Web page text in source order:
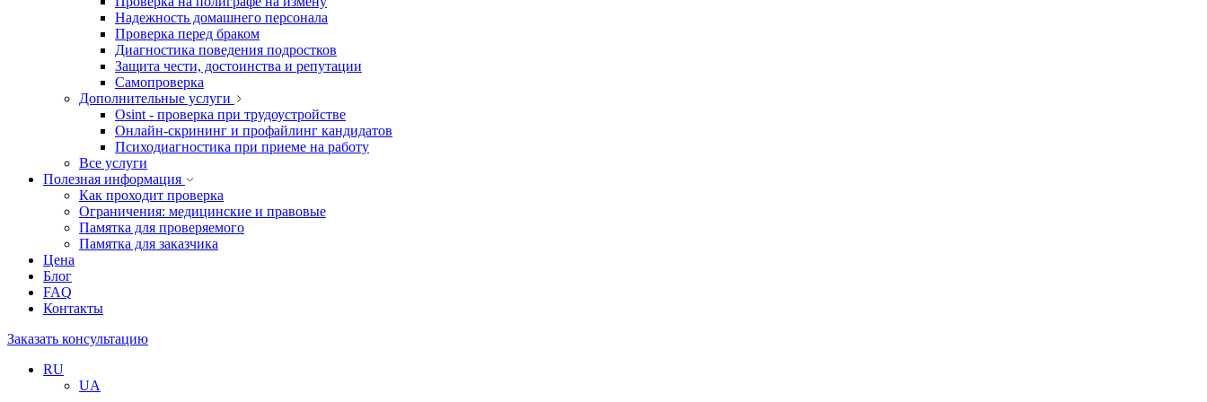
Надежность домашнего персонала
Проверка перед браком
Диагностика поведения подростков
Защита чести, достоинства и репутации
Самопроверка
Дополнительные услуги
Osint - проверка при трудоустройстве
Онлайн-скрининг и профайлинг кандидатов
Психодиагностика при приеме на работу
Все услуги
Полезная информация
Как проходит проверка
Ограничения: медицинские и правовые
Памятка для проверяемого
Памятка для заказчика
Цена
Блог
FAQ
Контакты
Заказать консультацию
RU
UA